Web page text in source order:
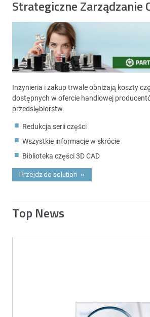
Strategiczne Zarządzanie
Inżynieria i zakup trwale obniżają koszty
dostępnych w ofercie handlowej
przedsiębiorstw.
Redukcja serii części
Wszystkie informacje w skrócie
Biblioteka części 3D CAD
Przejdż do solution »
Top News